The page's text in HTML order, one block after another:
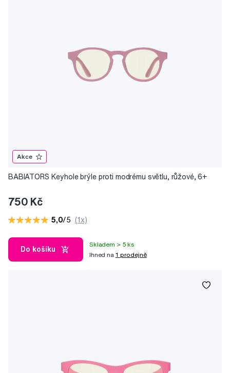
Akce
BABIATORS Keyhole brýle proti modrému světlu, růžové, 6+
750 Kč
5,0/5 (1x)
Do košíku
Skladem > 5 ks
Ihned na 1 prodejně